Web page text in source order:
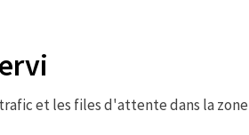
et les files d'attente dans la